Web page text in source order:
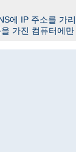
에 IP 주소를 가
가진 컴퓨터에만